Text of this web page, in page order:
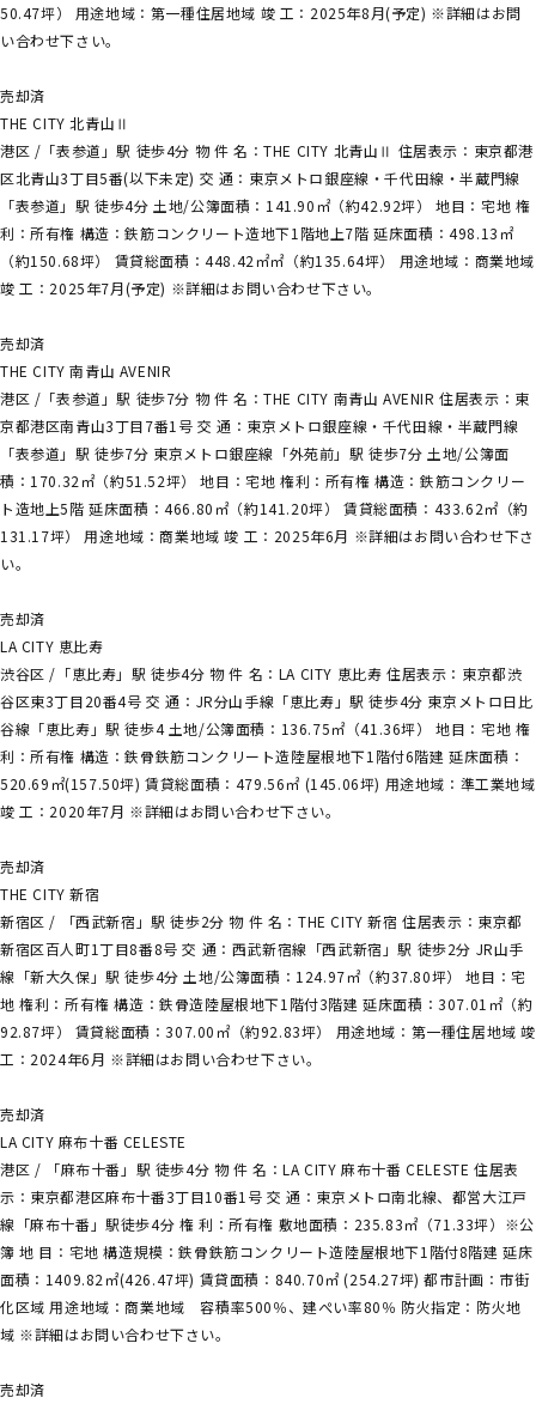
50.47坪） 用途地域：第一種住居地域 竣 工：2025年8月(予定) ※詳細はお問
い合わせ下さい。
売却済
THE CITY 北青山Ⅱ
港区 /「表参道」駅 徒歩4分 物 件 名：THE CITY 北青山Ⅱ 住居表示：東京都港
区北青山3丁目5番(以下未定) 交 通：東京メトロ銀座線・千代田線・半蔵門線
「表参道」駅 徒歩4分 土地/公簿面積：141.90㎡（約42.92坪） 地目：宅地 権
利：所有権 構造：鉄筋コンクリート造地下1階地上7階 延床面積：498.13㎡
（約150.68坪） 賃貸総面積：448.42㎡㎡（約135.64坪） 用途地域：商業地域
竣 工：2025年7月(予定) ※詳細はお問い合わせ下さい。
売却済
THE CITY 南青山 AVENIR
港区 /「表参道」駅 徒歩7分 物 件 名：THE CITY 南青山 AVENIR 住居表示：東
京都港区南青山3丁目7番1号 交 通：東京メトロ銀座線・千代田線・半蔵門線
「表参道」駅 徒歩7分 東京メトロ銀座線「外苑前」駅 徒歩7分 土地/公簿面
積：170.32㎡（約51.52坪） 地目：宅地 権利：所有権 構造：鉄筋コンクリー
ト造地上5階 延床面積：466.80㎡（約141.20坪） 賃貸総面積：433.62㎡（約
131.17坪） 用途地域：商業地域 竣 工：2025年6月 ※詳細はお問い合わせ下さ
い。
売却済
LA CITY 恵比寿
渋谷区 /「恵比寿」駅 徒歩4分 物 件 名：LA CITY 恵比寿 住居表示：東京都渋
谷区東3丁目20番4号 交 通：JR分山手線「恵比寿」駅 徒歩4分 東京メトロ日比
谷線「恵比寿」駅 徒歩4 土地/公簿面積：136.75㎡（41.36坪） 地目：宅地 権
利：所有権 構造：鉄骨鉄筋コンクリート造陸屋根地下1階付6階建 延床面積：
520.69㎡(157.50坪) 賃貸総面積：479.56㎡ (145.06坪) 用途地域：準工業地域
竣 工：2020年7月 ※詳細はお問い合わせ下さい。
売却済
THE CITY 新宿
新宿区 / 「西武新宿」駅 徒歩2分 物 件 名：THE CITY 新宿 住居表示：東京都
新宿区百人町1丁目8番8号 交 通：西武新宿線「西武新宿」駅 徒歩2分 JR山手
線「新大久保」駅 徒歩4分 土地/公簿面積：124.97㎡（約37.80坪） 地目：宅
地 権利：所有権 構造：鉄骨造陸屋根地下1階付3階建 延床面積：307.01㎡（約
92.87坪） 賃貸総面積：307.00㎡（約92.83坪） 用途地域：第一種住居地域 竣
工：2024年6月 ※詳細はお問い合わせ下さい。
売却済
LA CITY 麻布十番 CELESTE
港区 / 「麻布十番」駅 徒歩4分 物 件 名：LA CITY 麻布十番 CELESTE 住居表
示：東京都港区麻布十番3丁目10番1号 交 通：東京メトロ南北線、都営大江戸
線「麻布十番」駅徒歩4分 権 利：所有権 敷地面積：235.83㎡（71.33坪）※公
簿 地 目：宅地 構造規模：鉄骨鉄筋コンクリート造陸屋根地下1階付8階建 延床
面積：1409.82㎡(426.47坪) 賃貸面積：840.70㎡ (254.27坪) 都市計画：市街
化区域 用途地域：商業地域 容積率500％、建ぺい率80％ 防火指定：防火地
域 ※詳細はお問い合わせ下さい。
売却済